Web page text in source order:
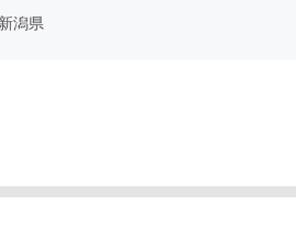
新潟県